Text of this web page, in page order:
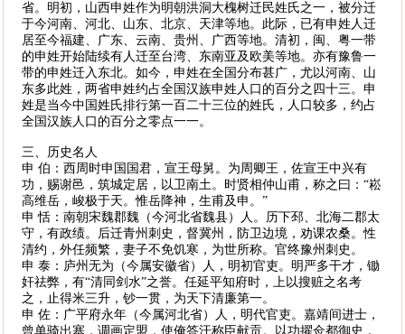
省。明初，山西申姓作为明朝洪洞大槐树迁民姓氏之一，被分迁
于今河南、河北、山东、北京、天津等地。此际，已有申姓人迁
居至今福建、广东、云南、贵州、广西等地。清初，闽、粤一带
的申姓开始陆续有人迁至台湾、东南亚及欧美等地。亦有豫鲁一
带的申姓迁入东北。如今，申姓在全国分布甚广，尤以河南、山
东多此姓，两省申姓约占全国汉族申姓人口的百分之四十三。申
姓是当今中国姓氏排行第一百二十三位的姓氏，人口较多，约占
全国汉族人口的百分之零点一一。
三、历史名人
申 伯：西周时申国国君，宣王母舅。为周卿王，佐宣王中兴有
功，赐谢邑，筑城定居，以卫南土。时贤相仲山甫，称之曰：“崧
高维岳，峻极于天。惟岳降神，生甫及申。”
申 恬：南朝宋魏郡魏（今河北省魏县）人。历下邳、北海二郡太
守，有政绩。后迁青州刺史，督冀州，防卫边境，劝课农桑。性
清约，外任频繁，妻子不免饥寒，为世所称。官终豫州刺史。
申 泰：庐州无为（今属安徽省）人，明初官吏。明严多干才，锄
奸祛弊，有“清同剑水”之誉。任延平知府时，上以搜赃之名考
之，止得米三升，钞一贯，为天下清廉第一。
申 佐：广平府永年（今属河北省）人，明代官吏。嘉靖间进士，
曾单骑出塞，调画定盟，使俺答汗称臣献贡。以功擢佥都御史，